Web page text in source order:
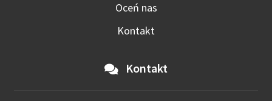
Oceń nas
Kontakt
Kontakt